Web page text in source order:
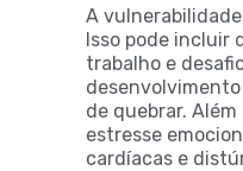
A
Isso pode incluir
trabalho e
de quebrar.
estresse
cardíacas e